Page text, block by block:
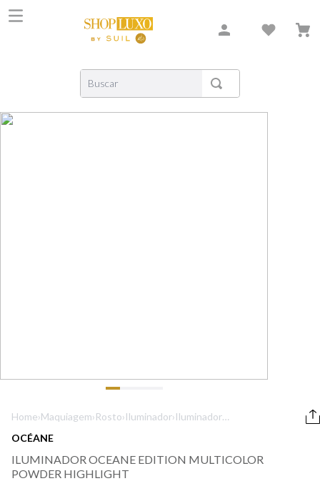
Buscar
Home›Maquiagem›Rosto›Iluminador›Iluminador
Powder Highlight
OCÉANE
ILUMINADOR OCEANE EDITION MULTICOLOR
POWDER HIGHLIGHT